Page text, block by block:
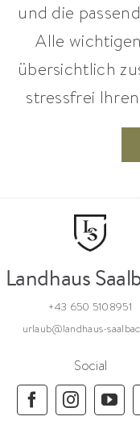
und die
Alle
übersichtlich
stressfrei
Landhaus
+43 650 5108951
urlaub@landhaus-
Social